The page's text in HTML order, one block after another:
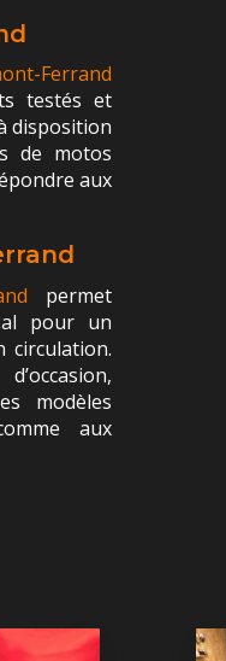
Ferrand
testés et
disposition
de motos
aux
permet
pour un
circulation.
modèles
aux